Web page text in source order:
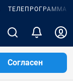
ТЕЛЕПРОГРАММА
Согласен